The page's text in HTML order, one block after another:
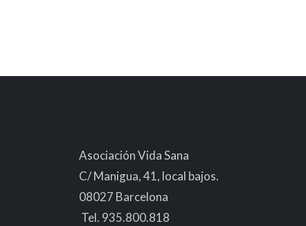
Asociación Vida Sana
C/ Manigua, 41, local bajos.
08027 Barcelona
Tel. 935.800.818